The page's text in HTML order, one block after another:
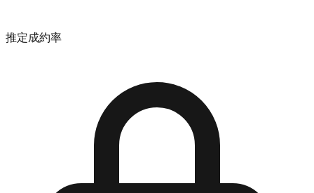
推定成約率